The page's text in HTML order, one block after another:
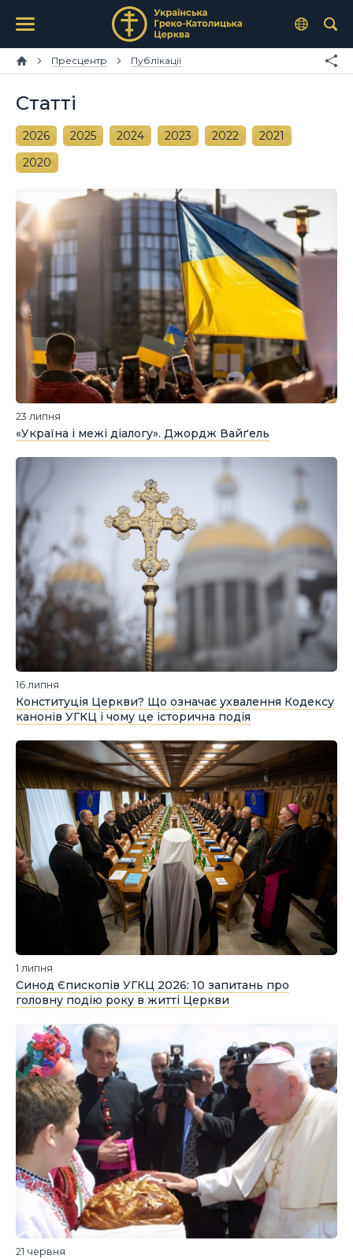
Пресцентр Публікації
Статті
2026 2025 2024 2023 2022
2021
2020
23 липня
«Україна і межі діалогу». Джордж Вайґель
16 липня
Конституція Церкви? Що означає ухвалення Кодексу
канонів УГКЦ і чому це історична подія
1 липня
Синод Єпископів УГКЦ 2026: 10 запитань про
головну подію року в житті Церкви
21 червня